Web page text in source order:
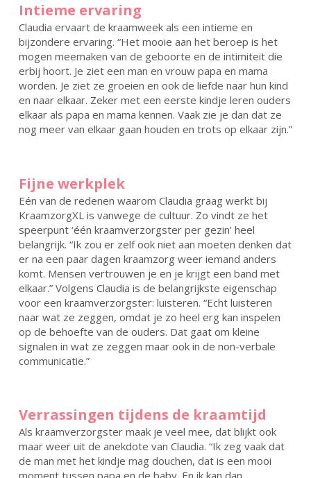
Intieme ervaring
Claudia ervaart de kraamweek als een intieme en
bijzondere ervaring. “Het mooie aan het beroep is het
mogen meemaken van de geboorte en de intimiteit die
erbij hoort. Je ziet een man en vrouw papa en mama
worden. Je ziet ze groeien en ook de liefde naar hun kind
en naar elkaar. Zeker met een eerste kindje leren ouders
elkaar als papa en mama kennen. Vaak zie je dan dat ze
nog meer van elkaar gaan houden en trots op elkaar zijn.”
Fijne werkplek
Eén van de redenen waarom Claudia graag werkt bij
KraamzorgXL is vanwege de cultuur. Zo vindt ze het
speerpunt ‘één kraamverzorgster per gezin’ heel
belangrijk. “Ik zou er zelf ook niet aan moeten denken dat
er na een paar dagen kraamzorg weer iemand anders
komt. Mensen vertrouwen je en je krijgt een band met
elkaar.” Volgens Claudia is de belangrijkste eigenschap
voor een kraamverzorgster: luisteren. “Echt luisteren
naar wat ze zeggen, omdat je zo heel erg kan inspelen
op de behoefte van de ouders. Dat gaat om kleine
signalen in wat ze zeggen maar ook in de non-verbale
communicatie.”
Verrassingen tijdens de kraamtijd
Als kraamverzorgster maak je veel mee, dat blijkt ook
maar weer uit de anekdote van Claudia. “Ik zeg vaak dat
de man met het kindje mag douchen, dat is een mooi